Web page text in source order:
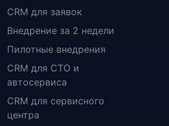
CRM для заявок
Внедрение за 2 недели
Пилотные внедрения
CRM для СТО и
автосервиса
CRM для сервисного
центра